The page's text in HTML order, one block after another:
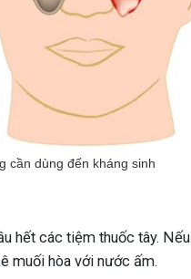
cần dùng đến kháng sinh
hết các tiệm thuốc tây. Nếu
muối hòa với nước ấm.